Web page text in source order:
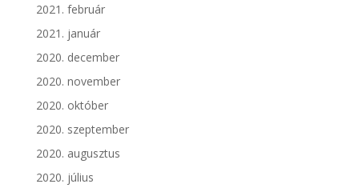
2021. február
2021. január
2020. december
2020. november
2020. október
2020. szeptember
2020. augusztus
2020. július